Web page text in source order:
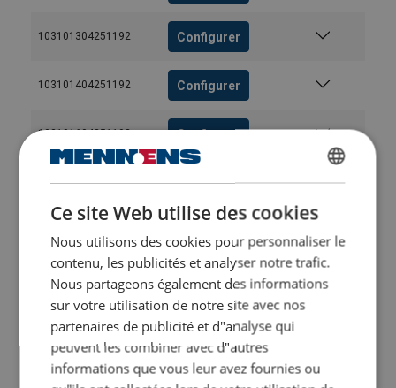
103101304251192 Configurer
103101404251192 Configurer
103101604251192 Configurer
103101804251192 Configurer
103102204251192 Configurer
103102404251192 Configurer
103102604251192 Configurer
DUTCH
ENGLISH TRANSLATION
FRENCH
Ce site Web utilise des cookies
Nous utilisons des cookies pour personnaliser le
contenu, les publicités et analyser notre trafic.
Nous partageons également des informations
sur votre utilisation de notre site avec nos
partenaires de publicité et d"analyse qui
peuvent les combiner avec d"autres
informations que vous leur avez fournies ou